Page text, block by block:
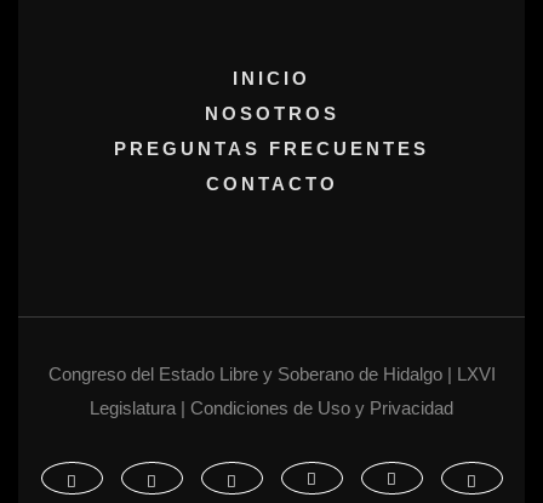
INICIO
NOSOTROS
PREGUNTAS FRECUENTES
CONTACTO
Congreso del Estado Libre y Soberano de Hidalgo | LXVI
Legislatura | Condiciones de Uso y Privacidad